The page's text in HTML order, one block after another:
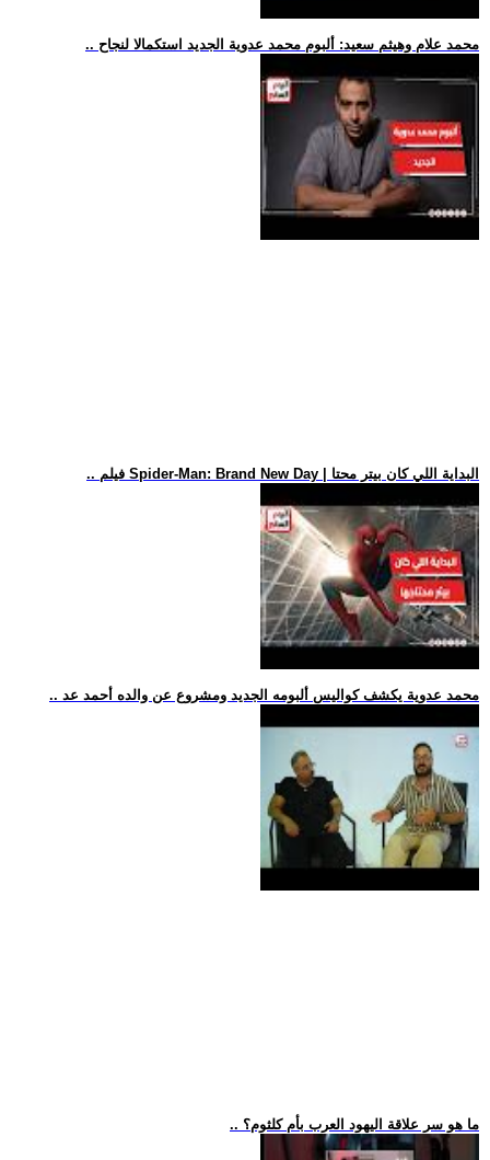
.. محمد علام وهيثم سعيد: ألبوم محمد عدوية الجديد استكمالا لنجاح
.. فيلم Spider-Man: Brand New Day | البداية اللي كان بيتر محتا
.. محمد عدوية يكشف كواليس ألبومه الجديد ومشروع عن والده أحمد عد
.. ما هو سر علاقة اليهود العرب بأم كلثوم؟